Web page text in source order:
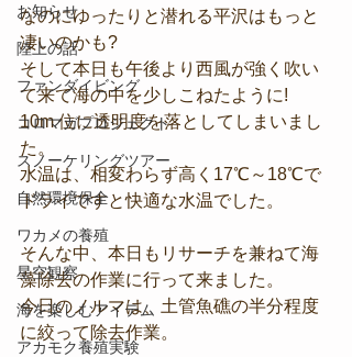
お知らせ
陸上の話
ファンダイビング
コロマガプロジェクト
スノーケリングツアー
自然環境保全
ワカメの養殖
星空観察
海を楽しむアイテム
アカモク養殖実験
なのにゆったりと潜れる平沢はもっと
凄いのかも?
そして本日も午後より西風が強く吹い
て来て海の中を少しこねたように!
10m 位に透明度を落としてしまいまし
た。
水温は、相変わらず高く17℃～18℃で
ドライですと快適な水温でした。
そんな中、本日もリサーチを兼ねて海
藻除去の作業に行って来ました。
今日のノルマは、土管魚礁の半分程度
に絞って除去作業。